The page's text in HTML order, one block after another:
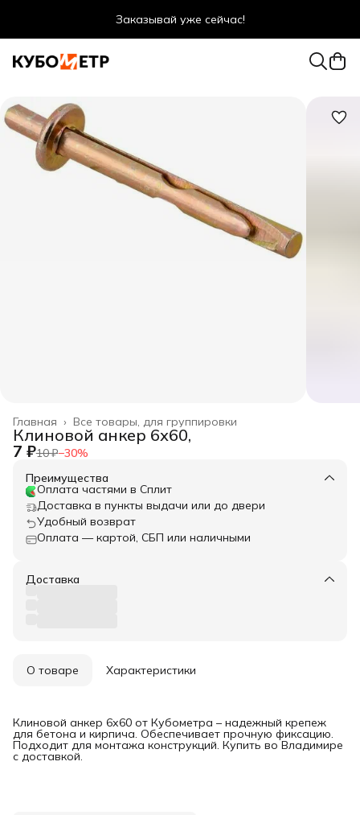
Заказывай уже сейчас!
Оптовые цены даже для физ. лиц
Все товары, для группировки
Главная ›
Клиновой анкер 6х60,
7 ₽10 ₽−30%
Преимущества
Оплата частями в Сплит
Доставка в пункты выдачи или до двери
Удобный возврат
Оплата — картой, СБП или наличными
Доставка
О товаре Характеристики
Клиновой анкер 6х60 от Кубометра – надежный крепеж
для бетона и кирпича. Обеспечивает прочную фиксацию.
Подходит для монтажа конструкций. Купить во Владимире
с доставкой.